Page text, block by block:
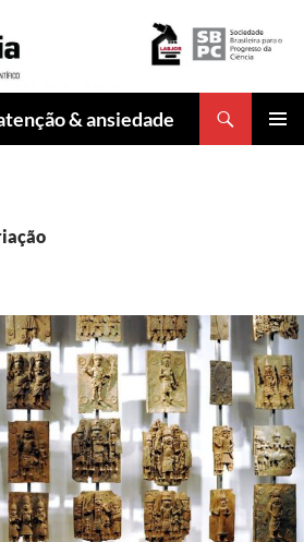
& ansiedade